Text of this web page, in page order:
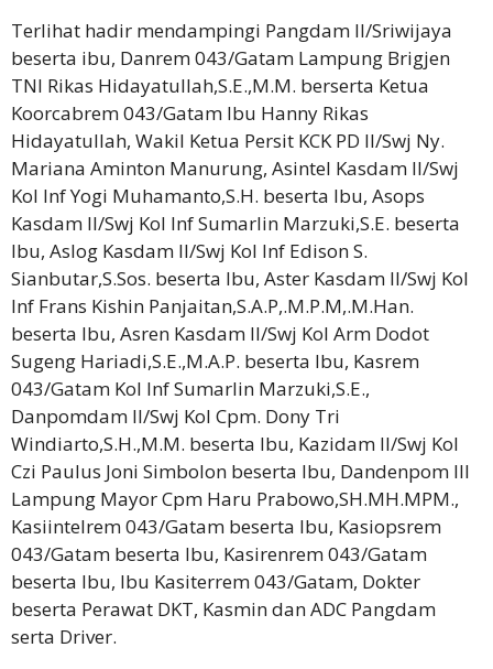
Terlihat hadir mendampingi Pangdam II/Sriwijaya
beserta ibu, Danrem 043/Gatam Lampung Brigjen
TNI Rikas Hidayatullah,S.E.,M.M. berserta Ketua
Koorcabrem 043/Gatam Ibu Hanny Rikas
Hidayatullah, Wakil Ketua Persit KCK PD II/Swj Ny.
Mariana Aminton Manurung, Asintel Kasdam II/Swj
Kol Inf Yogi Muhamanto,S.H. beserta Ibu, Asops
Kasdam II/Swj Kol Inf Sumarlin Marzuki,S.E. beserta
lbu, Aslog Kasdam II/Swj Kol lnf Edison S.
Sianbutar,S.Sos. beserta lbu, Aster Kasdam II/Swj Kol
lnf Frans Kishin Panjaitan,S.A.P,.M.P.M,.M.Han.
beserta lbu, Asren Kasdam II/Swj Kol Arm Dodot
Sugeng Hariadi,S.E.,M.A.P. beserta lbu, Kasrem
043/Gatam Kol Inf Sumarlin Marzuki,S.E.,
Danpomdam II/Swj Kol Cpm. Dony Tri
Windiarto,S.H.,M.M. beserta lbu, Kazidam II/Swj Kol
Czi Paulus Joni Simbolon beserta lbu, Dandenpom III
Lampung Mayor Cpm Haru Prabowo,SH.MH.MPM.,
Kasiintelrem 043/Gatam beserta Ibu, Kasiopsrem
043/Gatam beserta Ibu, Kasirenrem 043/Gatam
beserta Ibu, Ibu Kasiterrem 043/Gatam, Dokter
beserta Perawat DKT, Kasmin dan ADC Pangdam
serta Driver.